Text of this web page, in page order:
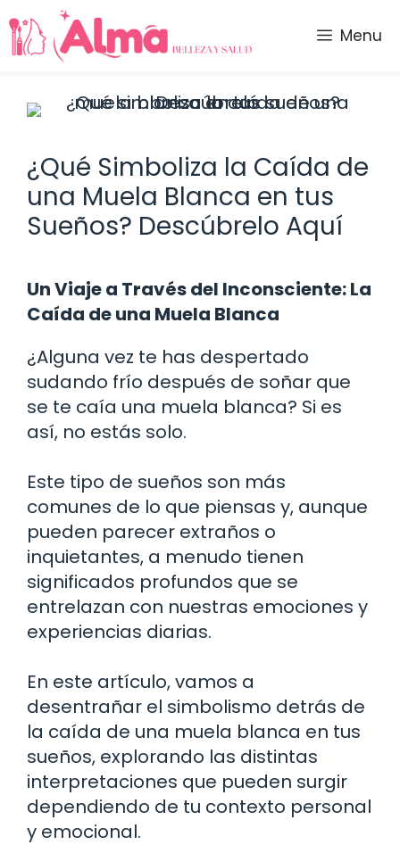
Saltar
al
contenido
Menu
¿Qué Simboliza la Caída de
una Muela Blanca en tus
Sueños? Descúbrelo Aquí
Un Viaje a Través del Inconsciente: La
Caída de una Muela Blanca
¿Alguna vez te has despertado
sudando frío después de soñar que
se te caía una muela blanca? Si es
así, no estás solo.
Este tipo de sueños son más
comunes de lo que piensas y, aunque
pueden parecer extraños o
inquietantes, a menudo tienen
significados profundos que se
entrelazan con nuestras emociones y
experiencias diarias.
En este artículo, vamos a
desentrañar el simbolismo detrás de
la caída de una muela blanca en tus
sueños, explorando las distintas
interpretaciones que pueden surgir
dependiendo de tu contexto personal
y emocional.